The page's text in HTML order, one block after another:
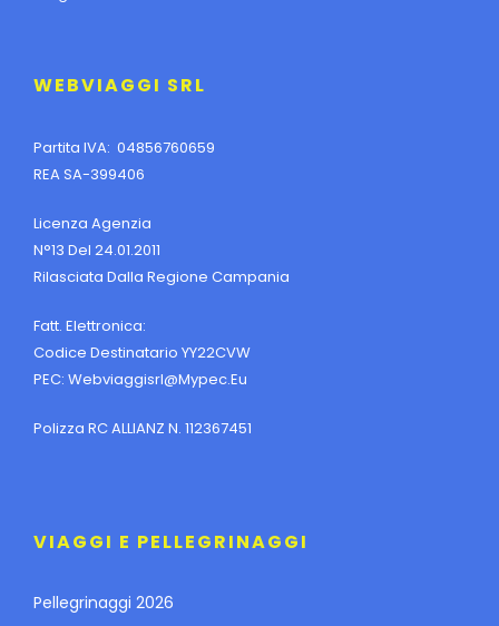
WEBVIAGGI SRL
Partita IVA: 04856760659
REA SA-399406
Licenza Agenzia
N°13 Del 24.01.2011
Rilasciata Dalla Regione Campania
Fatt. Elettronica:
Codice Destinatario YY22CVW
PEC: Webviaggisrl@mypec.eu
Polizza RC ALLIANZ N. 112367451
VIAGGI E PELLEGRINAGGI
Pellegrinaggi 2026